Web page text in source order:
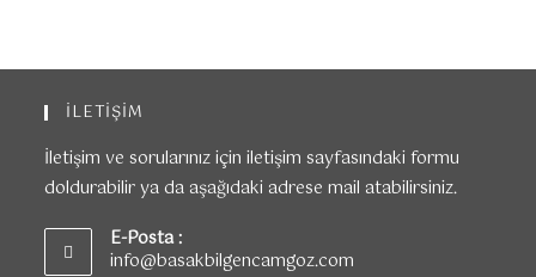
İLETİŞİM
İletişim ve sorularınız için iletişim sayfasındaki formu
doldurabilir ya da aşağıdaki adrese mail atabilirsiniz.
E-Posta :
info@basakbilgencamgoz.com